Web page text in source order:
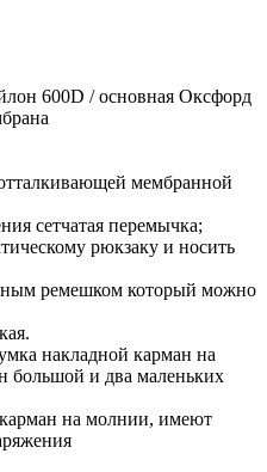
600D / основная Оксфорд
мембранной
сетчатая перемычка;
рюкзаку и носить
ремешком который можно
накладной карман на
большой и два маленьких
на молнии, имеют